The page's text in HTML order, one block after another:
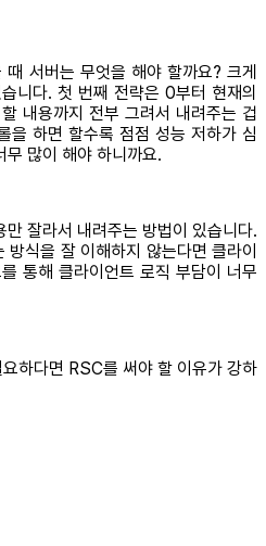
서버는 무엇을 해야 할까요? 크게
니다. 첫 번째 전략은 0부터 현재의
내용까지 전부 그려서 내려주는 겁
을 하면 할수록 점점 성능 저하가 심
무 많이 해야 하니까요.
잘라서 내려주는 방법이 있습니다.
식을 잘 이해하지 않는다면 클라이
통해 클라이언트 로직 부담이 너무
하다면 RSC를 써야 할 이유가 강하